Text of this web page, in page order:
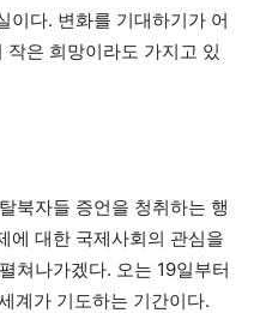
이다. 변화를 기대하기가 어
은 희망이라도 가지고 있
북자들 증언을 청취하는 행
에 대한 국제사회의 관심을
쳐나가겠다. 오는 19일부터
계가 기도하는 기간이다.